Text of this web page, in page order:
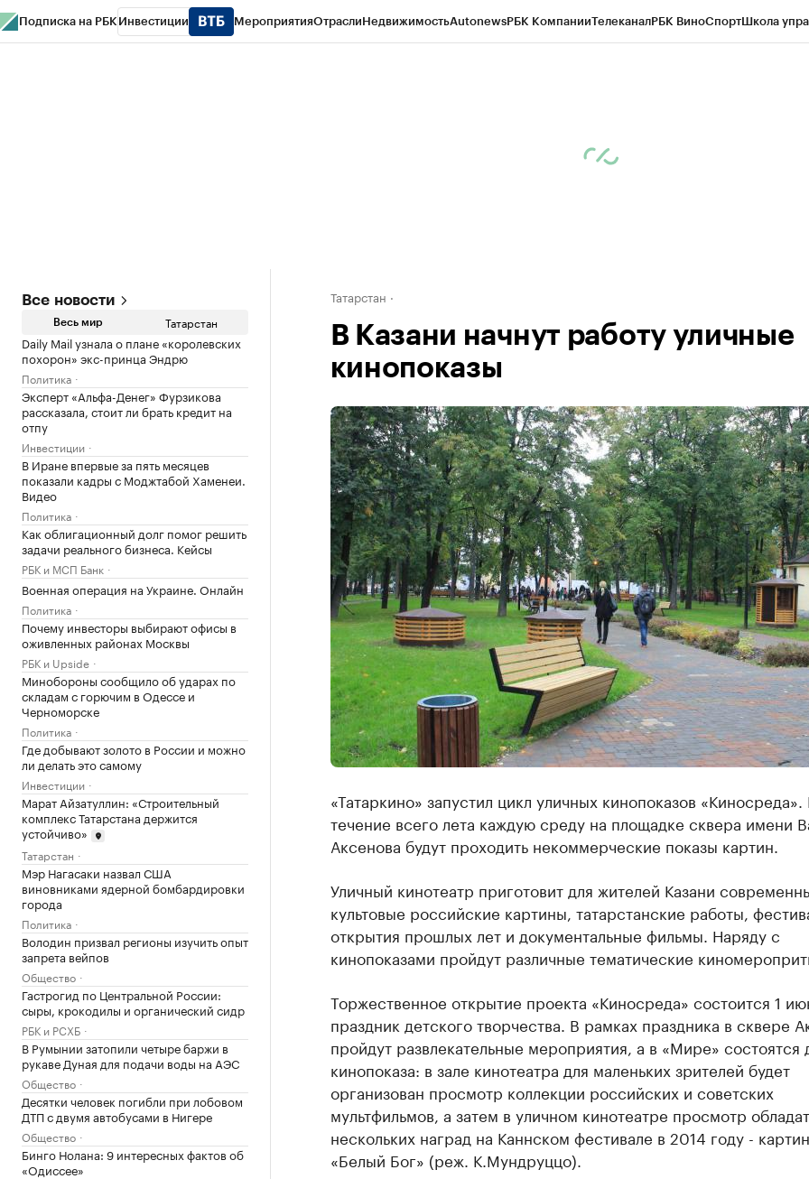
Подписка на РБК Инвестиции МероприятияОтраслиНедвижимостьAutonewsРБК КомпанииТелеканалРБК ВиноСпортШкола
Все новости
Весь мир Татарстан
Daily Mail узнала о плане «королевских
похорон» экс-принца Эндрю
Политика
Эксперт «Альфа-Денег» Фурзикова
рассказала, стоит ли брать кредит на
отпу
Инвестиции
В Иране впервые за пять месяцев
показали кадры с Моджтабой Хаменеи.
Видео
Политика
Как облигационный долг помог решить
задачи реального бизнеса. Кейсы
РБК и МСП Банк
Военная операция на Украине. Онлайн
Политика
Почему инвесторы выбирают офисы в
оживленных районах Москвы
РБК и Upside
Минобороны сообщило об ударах по
складам с горючим в Одессе и
Черноморске
Политика
Где добывают золото в России и можно
ли делать это самому
Инвестиции
Марат Айзатуллин: «Строительный
комплекс Татарстана держится
устойчиво»
Татарстан
Мэр Нагасаки назвал США
виновниками ядерной бомбардировки
города
Политика
Володин призвал регионы изучить опыт
запрета вейпов
Общество
Гастрогид по Центральной России:
сыры, крокодилы и органический сидр
РБК и РСХБ
В Румынии затопили четыре баржи в
рукаве Дуная для подачи воды на АЭС
Общество
Десятки человек погибли при лобовом
ДТП с двумя автобусами в Нигере
Общество
Бинго Нолана: 9 интересных фактов об
«Одиссее»
Татарстан
В Казани начнут работу уличные
кинопоказы
«Татаркино» запустил цикл уличных кинопоказов «Киносреда».
течение всего лета каждую среду на площадке сквера имени
Аксенова будут проходить некоммерческие показы картин.
Уличный кинотеатр приготовит для жителей Казани
культовые российские картины, татарстанские работы,
открытия прошлых лет и документальные фильмы. Наряду с
кинопоказами пройдут различные тематические
Торжественное открытие проекта «Киносреда» состоится 1
праздник детского творчества. В рамках праздника в сквере
пройдут развлекательные мероприятия, а в «Мире» состоятся
кинопоказа: в зале кинотеатра для маленьких зрителей будет
организован просмотр коллекции российских и советских
мультфильмов, а затем в уличном кинотеатре просмотр
нескольких наград на Каннском фестивале в 2014 году -
«Белый Бог» (реж. К.Мундруццо).